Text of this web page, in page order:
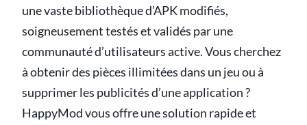
une vaste bibliothèque d’APK modifiés,
soigneusement testés et validés par une
communauté d’utilisateurs active. Vous cherchez
à obtenir des pièces illimitées dans un jeu ou à
supprimer les publicités d’une application ?
HappyMod vous offre une solution rapide et